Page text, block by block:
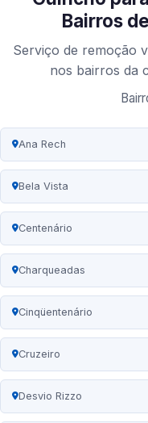
Bairros
Serviço de remoção
nos bairros da
Ana Rech
Bela Vista
Centenário
Charqueadas
Cinqüentenário
Cruzeiro
Desvio Rizzo